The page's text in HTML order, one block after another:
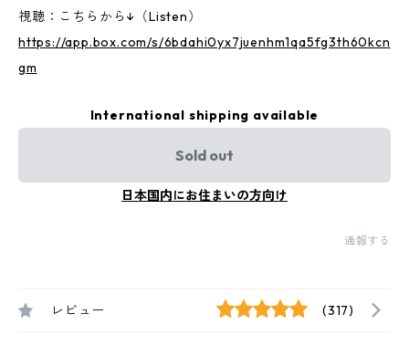
視聴：こちらから↓（Listen）
https://app.box.com/s/6bdahi0yx7juenhm1qa5fg3th60kcn
gm
International shipping available
Sold out
日本国内にお住まいの方向け
通報する
レビュー (317)